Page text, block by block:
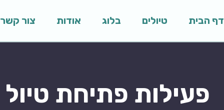
דף הבית טיולים בלוג אודות צור קשר
פעילות פתיחת טיול